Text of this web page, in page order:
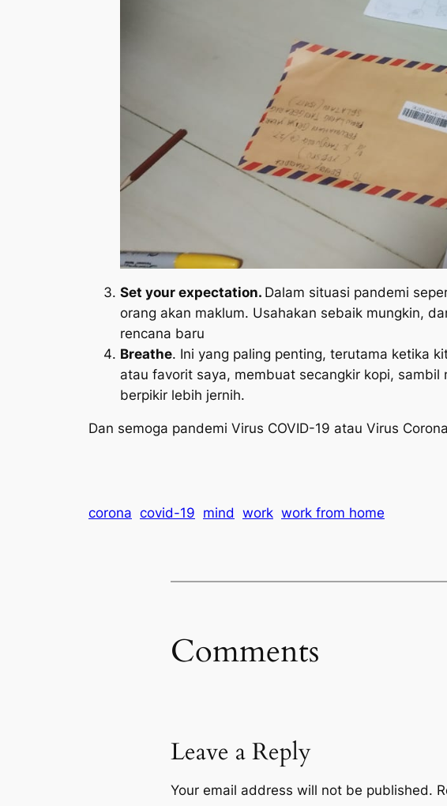
Set your expectation. Dalam situasi pandemi
orang akan maklum. Usahakan sebaik mungkin,
rencana baru
Breathe. Ini yang paling penting, terutama ketika
atau favorit saya, membuat secangkir kopi,
berpikir lebih jernih.
Dan semoga pandemi Virus COVID-19 atau Virus
corona covid-19 mind work work from home
Comments
Leave a Reply
Your email address will not be published.